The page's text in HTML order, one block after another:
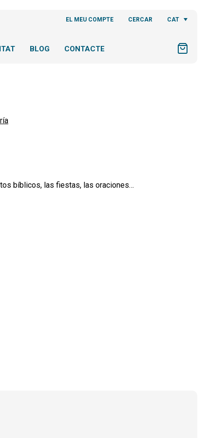
EL MEU COMPTE CERCAR CAT
BLOG CONTACTE
bíblicos, las fiestas, las oraciones…